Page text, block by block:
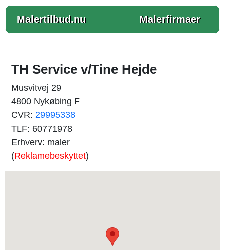
Malertilbud.nu Malerfirmaer
TH Service v/Tine Hejde
Musvitvej 29
4800 Nykøbing F
CVR: 29995338
TLF: 60771978
Erhverv: maler
(Reklamebeskyttet)